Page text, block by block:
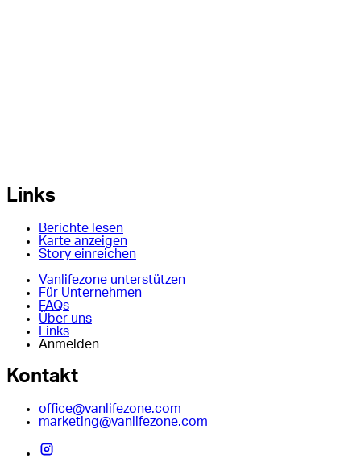
Links
Berichte lesen
Karte anzeigen
Story einreichen
Vanlifezone unterstützen
Für Unternehmen
FAQs
Über uns
Links
Anmelden
Kontakt
office@vanlifezone.com
marketing@vanlifezone.com